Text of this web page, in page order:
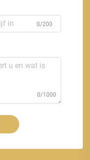
0/200
0/1000